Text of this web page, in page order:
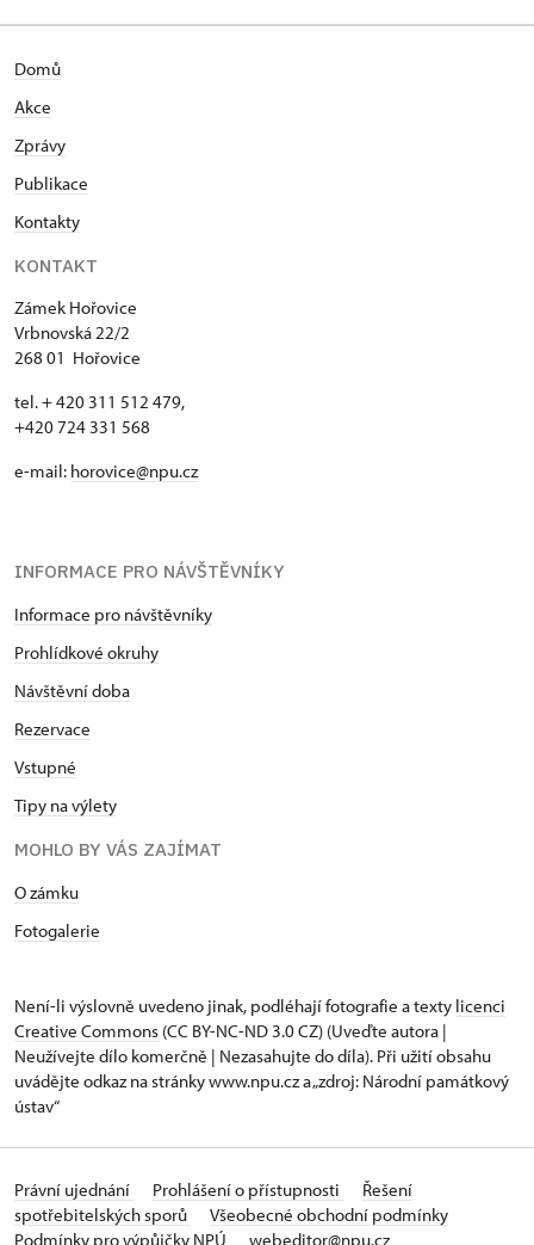
Domů
Akce
Zprávy
Publikace
Kontakty
KONTAKT
Zámek Hořovice
Vrbnovská 22/2
268 01 Hořovice
tel. + 420 311 512 479,
+420 724 331 568
e-mail: horovice@npu.cz
INFORMACE PRO NÁVŠTĚVNÍKY
Informace pro návštěvníky
Prohlídkové okruhy
Návštěvní doba
Rezervace
Vstupné
Tipy na výlety
MOHLO BY VÁS ZAJÍMAT
O zámku
Fotogalerie
Není-li výslovně uvedeno jinak, podléhají fotografie a texty licenci
Creative Commons (CC BY-NC-ND 3.0 CZ) (Uveďte autora |
Neužívejte dílo komerčně | Nezasahujte do díla). Při užití obsahu
uvádějte odkaz na stránky www.npu.cz a „zdroj: Národní památkový
ústav“
Právní ujednání Prohlášení o přístupnosti
Řešení
spotřebitelských sporů
Všeobecné obchodní podmínky
Podmínky pro výpůjčky NPÚ
webeditor@npu.cz